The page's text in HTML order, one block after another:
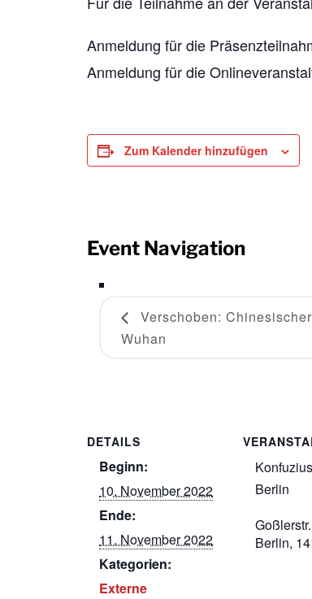
Anmeldung für die
Anmeldung für die
Zum Kalender hinzufügen
DETAILS
Beginn:
10. November 2022
Ende:
11. November 2022
Kategorien:
Externe
Berlin
Berlin,
Event Navigation
Verschoben:
Wuhan